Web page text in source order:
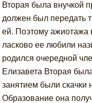
Вторая была внучкой
должен был передать
ей. Поэтому ажиотажа
ласково ее любили
родился очередной
Елизавета Вторая
занятием были скачки
Образование она